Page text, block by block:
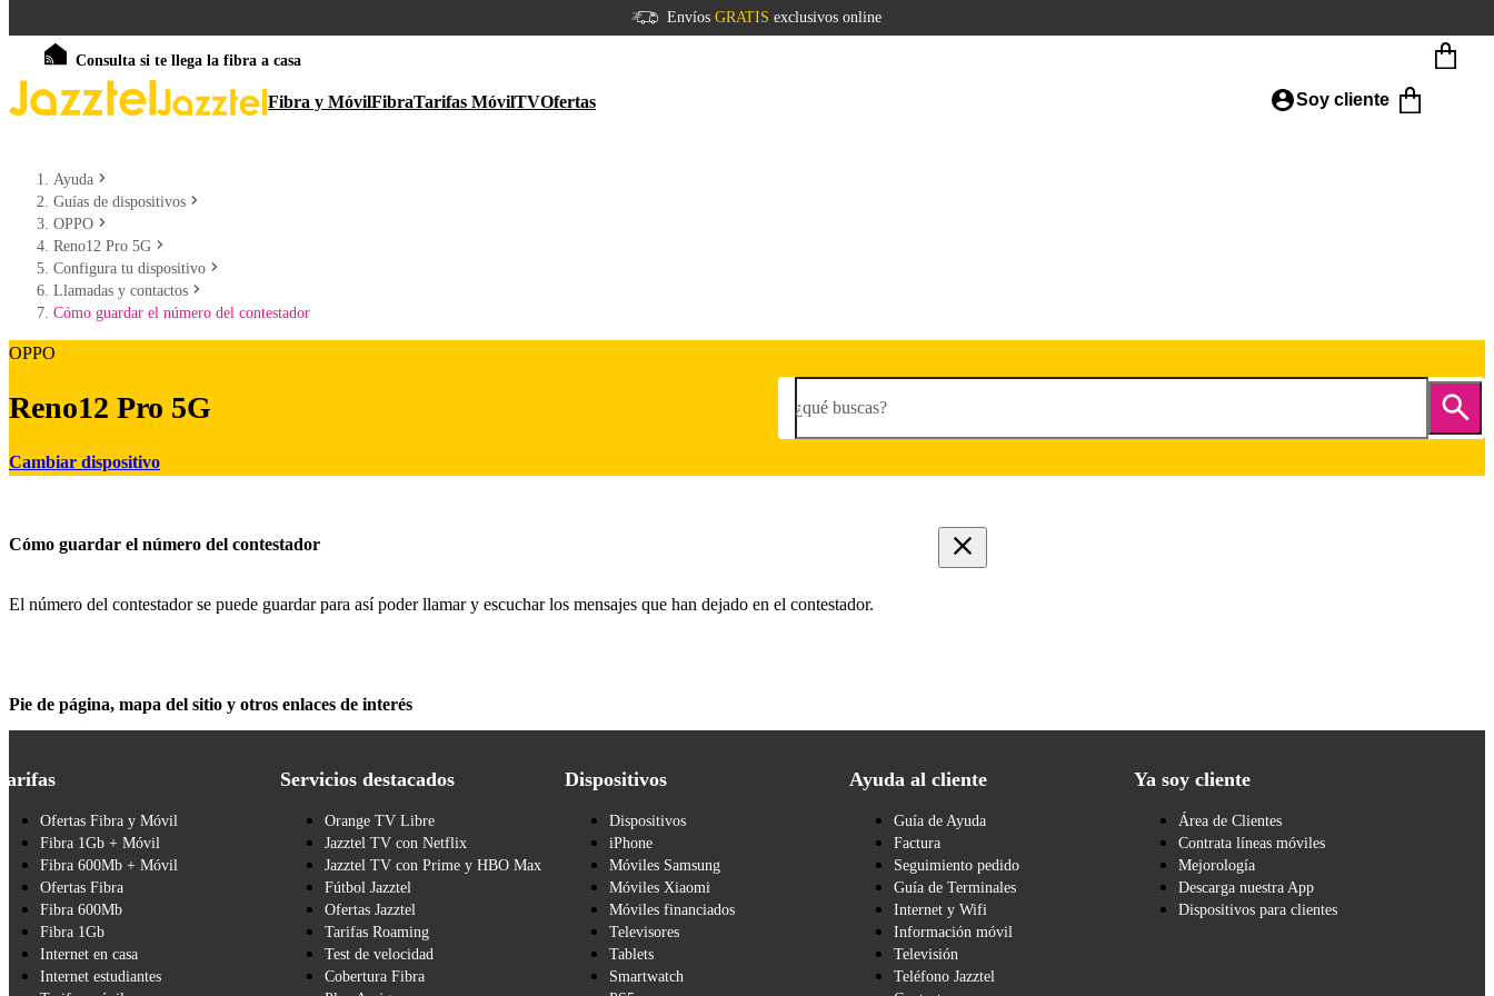
Envíos GRATIS exclusivos online
Consulta si te llega la fibra a casa
Fibra y MóvilFibraTarifas MóvilTVOfertas Soy cliente
Ayuda
Guías de dispositivos
OPPO
Reno12 Pro 5G
Configura tu dispositivo
Llamadas y contactos
Cómo guardar el número del contestador
OPPO
Reno12 Pro 5G
Cambiar dispositivo
¿qué buscas?
Cómo guardar el número del contestador
El número del contestador se puede guardar para así poder llamar y escuchar los mensajes que han dejado en el contestador.
Pie de página, mapa del sitio y otros enlaces de interés
Ofertas Fibra y Móvil
Fibra 1Gb + Móvil
Fibra 600Mb + Móvil
Ofertas Fibra
Fibra 600Mb
Fibra 1Gb
Internet en casa
Internet estudiantes
Servicios destacados
Orange TV Libre
Jazztel TV con Netflix
Jazztel TV con Prime y HBO Max
Fútbol Jazztel
Ofertas Jazztel
Tarifas Roaming
Test de velocidad
Cobertura Fibra
Dispositivos
Dispositivos
iPhone
Móviles Samsung
Móviles Xiaomi
Móviles financiados
Televisores
Tablets
Smartwatch
Ayuda al cliente
Guía de Ayuda
Factura
Seguimiento pedido
Guía de Terminales
Internet y Wifi
Información móvil
Televisión
Teléfono Jazztel
Ya soy cliente
Área de Clientes
Contrata líneas móviles
Mejorología
Descarga nuestra App
Dispositivos para clientes